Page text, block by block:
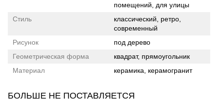
помещений, для улицы
Стиль
классический, ретро,
современный
Рисунок
под дерево
Геометрическая форма
квадрат, прямоугольник
Материал
керамика, керамогранит
БОЛЬШЕ НЕ ПОСТАВЛЯЕТСЯ